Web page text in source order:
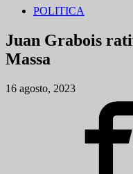
POLITICA
Juan Grabois
Massa
16 agosto, 2023